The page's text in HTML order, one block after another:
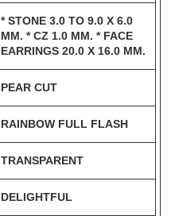
* STONE 3.0 TO 9.0 X 6.0
MM. * CZ 1.0 MM. * FACE
EARRINGS 20.0 X 16.0 MM.
PEAR CUT
RAINBOW FULL FLASH
TRANSPARENT
DELIGHTFUL